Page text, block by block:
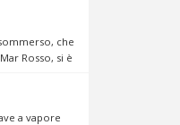
che
Rosso, si è
a vapore